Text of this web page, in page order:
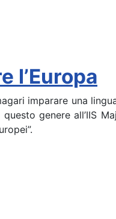
l’Europa
imparare una
genere all’IIS